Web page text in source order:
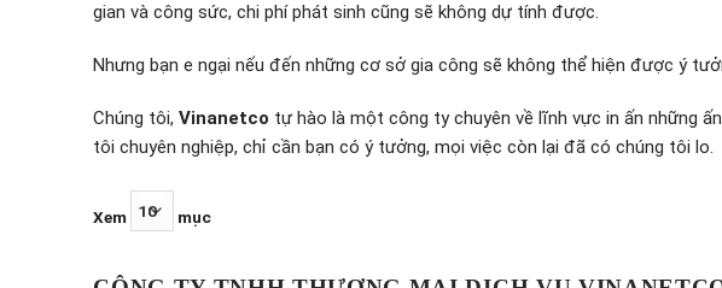
gian và công sức, chi phí phát sinh cũng sẽ không dự tính được.
Nhưng bạn e ngại nếu đến những cơ sở gia công sẽ không thể hiện được ý
Chúng tôi, Vinanetco tự hào là một công ty chuyên về lĩnh vực in ấn những
tôi chuyên nghiệp, chỉ cần bạn có ý tưởng, mọi việc còn lại đã có chúng tôi lo.
Xem mục